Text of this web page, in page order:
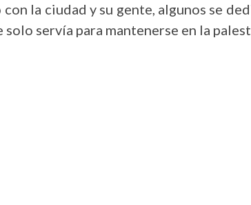
la ciudad y su gente, algunos se
solo servía para mantenerse en la